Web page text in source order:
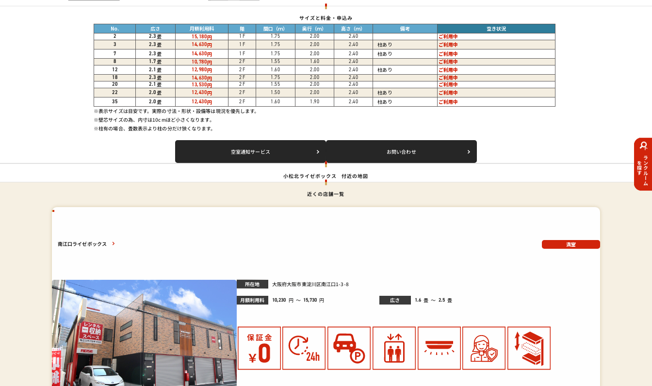
サイズと料金・申込み
No. 広さ 月額利用料 階 間口（ｍ） 奥行（ｍ） 高さ（ｍ） 備考 空き状況
2 2.3 畳 15,180円 1 F 1.75 2.00 2.40 ご利用中
3 2.3 畳 14,630円 1 F 1.75 2.00 2.40 柱あり ご利用中
7 2.3 畳 14,630円 1 F 1.75 2.00 2.40 柱あり ご利用中
8 1.7 畳 10,780円 2 F 1.55 1.60 2.40 ご利用中
12 2.1 畳 12,980円 2 F 1.60 2.00 2.40 柱あり ご利用中
18 2.3 畳 14,630円 2 F 1.75 2.00 2.40 ご利用中
20 2.1 畳 13,530円 2 F 1.55 2.00 2.40 ご利用中
22 2.0 畳 12,430円 2 F 1.50 2.00 2.40 柱あり ご利用中
35 2.0 畳 12,430円 2 F 1.60 1.90 2.40 柱あり ご利用中
※表示サイズは目安です。実際の寸法・形状・設備等は現況を優先します。
※壁芯サイズの為、内寸は10cmほど小さくなります。
※柱有の場合、畳数表示より柱の分だけ狭くなります。
空室通知サービス お問い合わせ
小松北ライゼボックス 付近の地図
近くの店舗一覧
南江口ライゼボックス 満室
所在地 大阪府大阪市東淀川区南江口1-3-8
月額利用料 10,230 円 ～ 15,730 円 広さ 1.6 畳 ～ 2.5 畳
トランクルーム
を探す